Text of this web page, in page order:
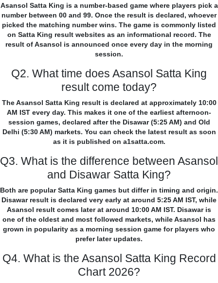
Asansol Satta King is a number-based game where players pick a
number between 00 and 99. Once the result is declared, whoever
picked the matching number wins. The game is commonly listed
on Satta King result websites as an informational record. The
result of Asansol is announced once every day in the morning
session.
Q2. What time does Asansol Satta King
result come today?
The Asansol Satta King result is declared at approximately 10:00
AM IST every day. This makes it one of the earliest afternoon-
session games, declared after the Disawar (5:25 AM) and Old
Delhi (5:30 AM) markets. You can check the latest result as soon
as it is published on a1satta.com.
Q3. What is the difference between Asansol
and Disawar Satta King?
Both are popular Satta King games but differ in timing and origin.
Disawar result is declared very early at around 5:25 AM IST, while
Asansol result comes later at around 10:00 AM IST. Disawar is
one of the oldest and most followed markets, while Asansol has
grown in popularity as a morning session game for players who
prefer later updates.
Q4. What is the Asansol Satta King Record
Chart 2026?